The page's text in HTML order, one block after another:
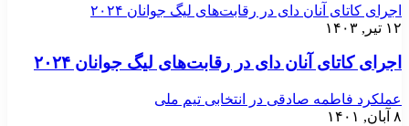
اجرای کاتای آنان دای در رقابت‌های لیگ جوانان ۲۰۲۴
۱۲ تیر, ۱۴۰۳
اجرای کاتای آنان دای در رقابت‌های لیگ جوانان ۲۰۲۴
عملکرد فاطمه صادقی در انتخابی تیم ملی
۸ آبان, ۱۴۰۱